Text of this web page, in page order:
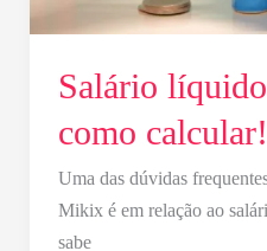
Salário
como calcular!
Uma das dúvidas
Mikix é em relação ao
sabe